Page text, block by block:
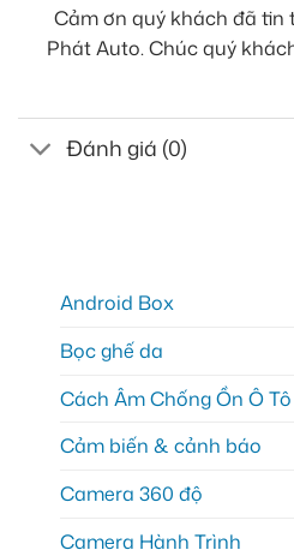
Cảm ơn quý khách đã tin
Phát Auto. Chúc quý
Đánh giá (0)
Android Box
Bọc ghế da
Cách Âm Chống Ồn Ô Tô
Cảm biến & cảnh báo
Camera 360 độ
Camera Hành Trình